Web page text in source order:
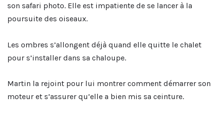
son safari photo. Elle est impatiente de se lancer à la
poursuite des oiseaux.
Les ombres s’allongent déjà quand elle quitte le chalet
pour s’installer dans sa chaloupe.
Martin la rejoint pour lui montrer comment démarrer son
moteur et s’assurer qu’elle a bien mis sa ceinture.